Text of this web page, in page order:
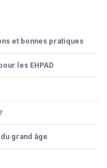
et bonnes pratiques
les EHPAD
grand âge